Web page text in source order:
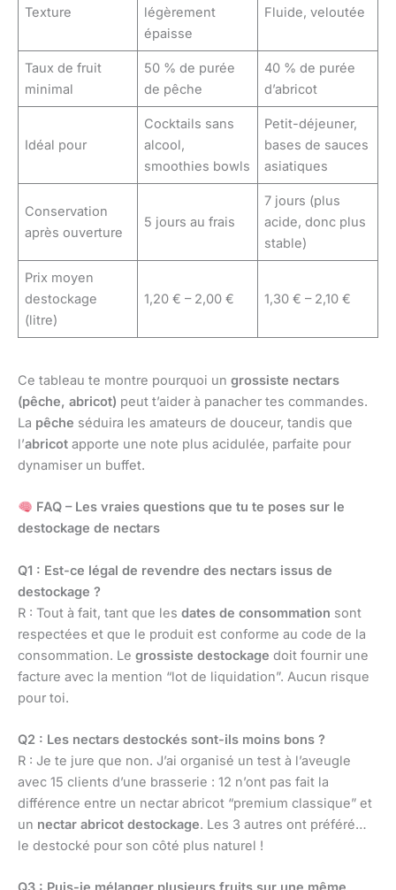
Texture
légèrement
épaisse
Fluide, veloutée
Taux de fruit
minimal
50 % de purée
de pêche
40 % de purée
d’abricot
Idéal pour
Cocktails sans
alcool,
smoothies bowls
Petit-déjeuner,
bases de sauces
asiatiques
Conservation
après ouverture
5 jours au frais
7 jours (plus
acide, donc plus
stable)
Prix moyen
destockage
(litre)
1,20 € – 2,00 € 1,30 € – 2,10 €
Ce tableau te montre pourquoi un grossiste nectars
(pêche, abricot) peut t’aider à panacher tes commandes.
La pêche séduira les amateurs de douceur, tandis que
l’abricot apporte une note plus acidulée, parfaite pour
dynamiser un buffet.
FAQ – Les vraies questions que tu te poses sur le
destockage de nectars
Q1 : Est-ce légal de revendre des nectars issus de
destockage ?
R : Tout à fait, tant que les dates de consommation sont
respectées et que le produit est conforme au code de la
consommation. Le grossiste destockage doit fournir une
facture avec la mention “lot de liquidation”. Aucun risque
pour toi.
Q2 : Les nectars destockés sont-ils moins bons ?
R : Je te jure que non. J’ai organisé un test à l’aveugle
avec 15 clients d’une brasserie : 12 n’ont pas fait la
différence entre un nectar abricot “premium classique” et
un nectar abricot destockage. Les 3 autres ont préféré…
le destocké pour son côté plus naturel !